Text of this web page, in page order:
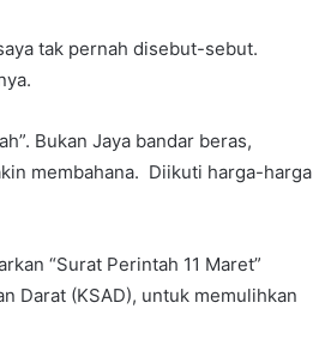
tak pernah disebut-sebut.
Bukan Jaya bandar beras,
membahana. Diikuti harga-harga
“Surat Perintah 11 Maret”
Darat (KSAD), untuk memulihkan